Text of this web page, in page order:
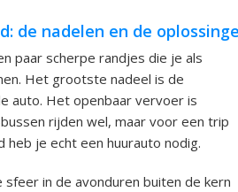
de nadelen en de
paar scherpe randjes die je als
Het grootste nadeel is de
auto. Het openbaar vervoer is
rijden wel, maar voor een trip
heb je echt een huurauto nodig.
sfeer in de avonduren buiten de kern